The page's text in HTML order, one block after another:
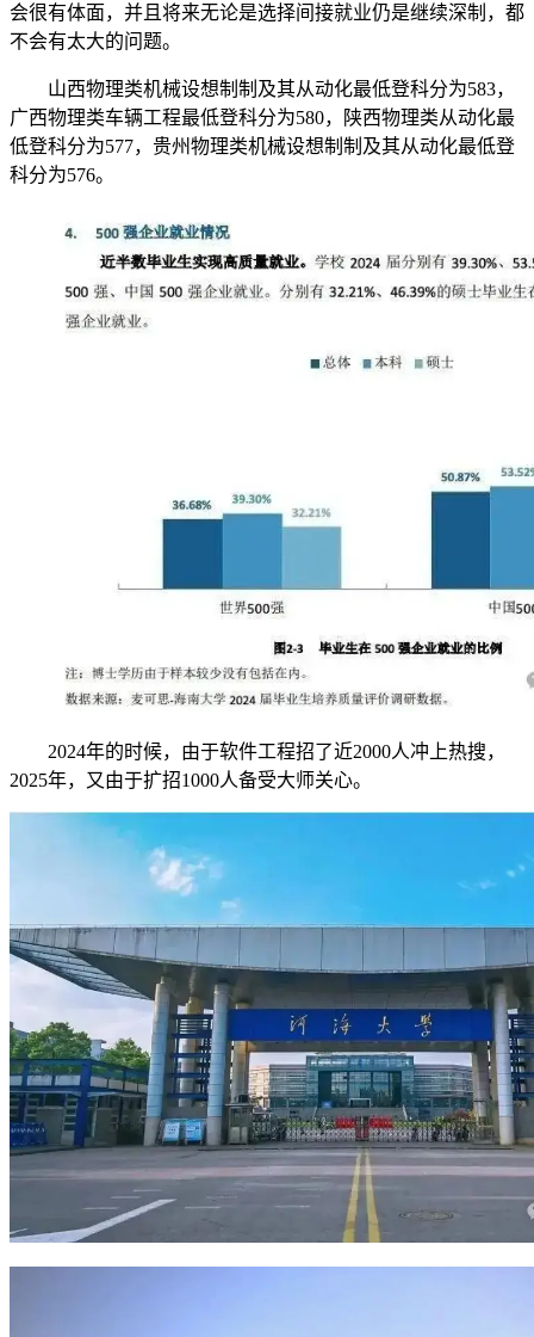
会很有体面，并且将来无论是选择间接就业仍是继续深制，都
不会有太大的问题。
山西物理类机械设想制制及其从动化最低登科分为583，
广西物理类车辆工程最低登科分为580，陕西物理类从动化最
低登科分为577，贵州物理类机械设想制制及其从动化最低登
科分为576。
2024年的时候，由于软件工程招了近2000人冲上热搜，
2025年，又由于扩招1000人备受大师关心。